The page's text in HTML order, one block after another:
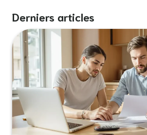
Derniers articles